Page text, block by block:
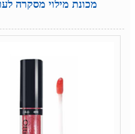
מכונת מילוי מסקרה